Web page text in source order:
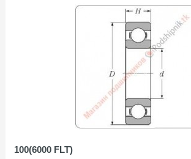
100(6000 FLT)